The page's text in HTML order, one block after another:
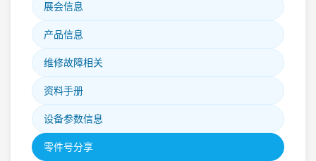
展会信息
产品信息
维修故障相关
资料手册
设备参数信息
零件号分享